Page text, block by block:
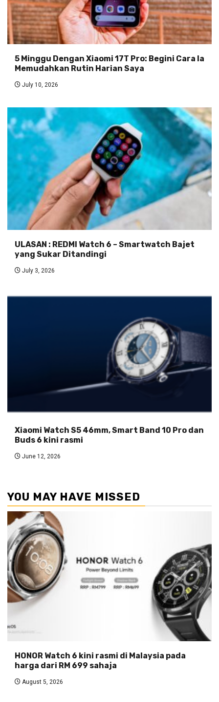
5 Minggu Dengan Xiaomi 17T Pro: Begini Cara Ia
Memudahkan Rutin Harian Saya
July 10, 2026
ULASAN : REDMI Watch 6 – Smartwatch Bajet
yang Sukar Ditandingi
July 3, 2026
Xiaomi Watch S5 46mm, Smart Band 10 Pro dan
Buds 6 kini rasmi
June 12, 2026
YOU MAY HAVE MISSED
HONOR Watch 6 kini rasmi di Malaysia pada
harga dari RM 699 sahaja
August 5, 2026